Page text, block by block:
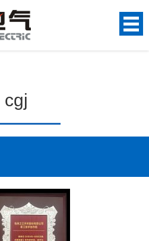
cgj